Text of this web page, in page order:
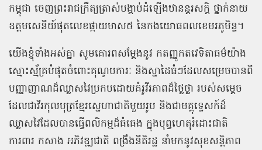
កម្ពុជា ចេញព្រះរាជក្រឹត្យត្រាស់បង្គាប់ដំឡើងឋានន្តរសក្តិ ថ្នាក់នាយ
ឧត្តមសេនីយ៍ផុតលេខផ្កាយមាស៥ នៃកងយោធពលខេមរភូមិន្ទ។
យើងខ្ញុំទាំងអស់គ្នា សូមគោរពសម្តែងនូវ កតញ្ញូកតវេទិតាធម៌យ៉ាង
ស្មោះស្ម័គ្របំផុតចំពោះគុណូបការៈ និងស្នាដៃធំៗដែលសម្រេចបានពី
បញ្ញាញាណដ៏ឈ្លាសវៃប្រកបដោយគំរូវីរភាពដ៏ថ្លៃថ្លា របស់សម្ដេច
ដែលជាវីរកុលបុត្រខ្មែរស្នេហាជាតិមួយរូប និងជាមគ្គុទ្ទេសក៍ដ៏
ឈ្លាសវៃដែលបានធ្វើពលិកម្មដ៏ធំធេង ក្នុងបុព្វហេតុរំដោះជាតិ
ការពារ កសាង អភិវឌ្ឍជាតិ ពង្រឹងនីតិរដ្ឋ នាំមកនូវសុខសន្តិភាព